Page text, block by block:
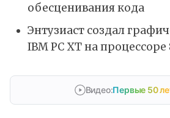
обесценивания кода
Энтузиаст создал
IBM PC XT на процессоре
Видео:Первые 50